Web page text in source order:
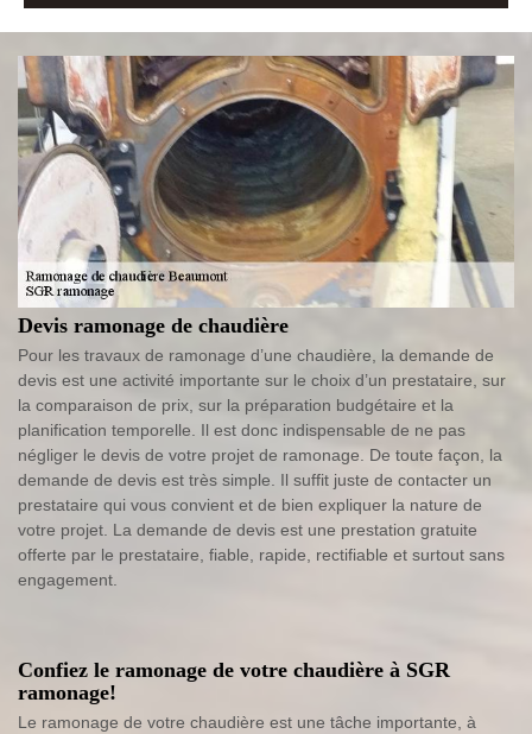
Devis ramonage de chaudière
Pour les travaux de ramonage d’une chaudière, la demande de
devis est une activité importante sur le choix d’un prestataire, sur
la comparaison de prix, sur la préparation budgétaire et la
planification temporelle. Il est donc indispensable de ne pas
négliger le devis de votre projet de ramonage. De toute façon, la
demande de devis est très simple. Il suffit juste de contacter un
prestataire qui vous convient et de bien expliquer la nature de
votre projet. La demande de devis est une prestation gratuite
offerte par le prestataire, fiable, rapide, rectifiable et surtout sans
engagement.
Confiez le ramonage de votre chaudière à SGR
ramonage!
Le ramonage de votre chaudière est une tâche importante, à